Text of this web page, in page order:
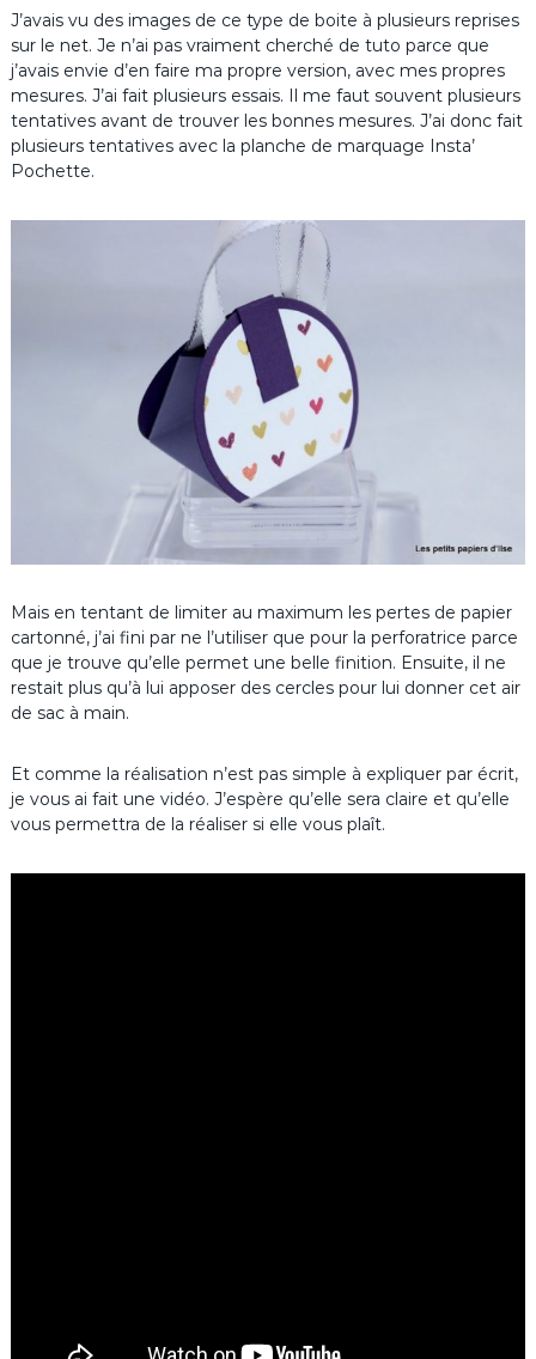
J’avais vu des images de ce type de boite à plusieurs reprises
sur le net. Je n’ai pas vraiment cherché de tuto parce que
j’avais envie d’en faire ma propre version, avec mes propres
mesures. J’ai fait plusieurs essais. Il me faut souvent plusieurs
tentatives avant de trouver les bonnes mesures. J’ai donc fait
plusieurs tentatives avec la planche de marquage Insta’
Pochette.
Mais en tentant de limiter au maximum les pertes de papier
cartonné, j’ai fini par ne l’utiliser que pour la perforatrice parce
que je trouve qu’elle permet une belle finition. Ensuite, il ne
restait plus qu’à lui apposer des cercles pour lui donner cet air
de sac à main.
Et comme la réalisation n’est pas simple à expliquer par écrit,
je vous ai fait une vidéo. J’espère qu’elle sera claire et qu’elle
vous permettra de la réaliser si elle vous plaît.